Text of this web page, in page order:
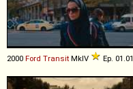
2000 Ford Transit MkIV Ep. 01.01